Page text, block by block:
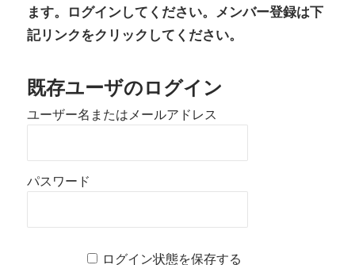
ます。ログインしてください。メンバー登録は下
記リンクをクリックしてください。
既存ユーザのログイン
ユーザー名またはメールアドレス
パスワード
ログイン状態を保存する